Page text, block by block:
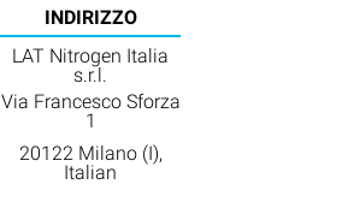
INDIRIZZO
LAT Nitrogen Italia
s.r.l.
Via Francesco Sforza
1
20122 Milano (I),
Italian